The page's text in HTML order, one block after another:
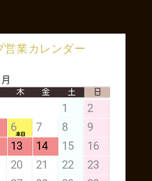
営業カレンダー